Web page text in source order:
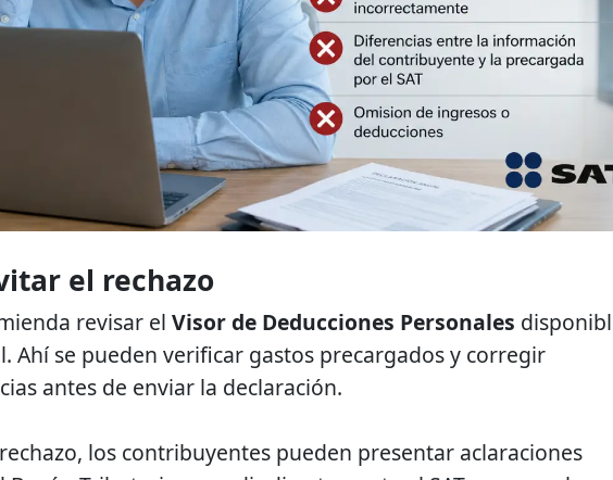
el rechazo
revisar el Visor de Deducciones Personales
Ahí se pueden verificar gastos precargados y corregir
antes de enviar la declaración.
los contribuyentes pueden presentar aclaraciones